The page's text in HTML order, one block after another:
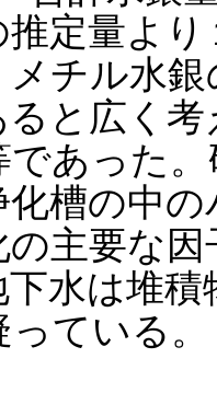
定量よ
チル水
と広く
あった
化槽の中
の主要な
下水は堆
ている。